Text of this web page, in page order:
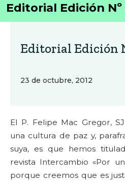
Editorial Edición Nº
Editorial Edición
23 de octubre, 2012
El P. Felipe Mac Gregor,
una cultura de paz y,
suya, es que hemos
revista Intercambio «Por
porque creemos que es